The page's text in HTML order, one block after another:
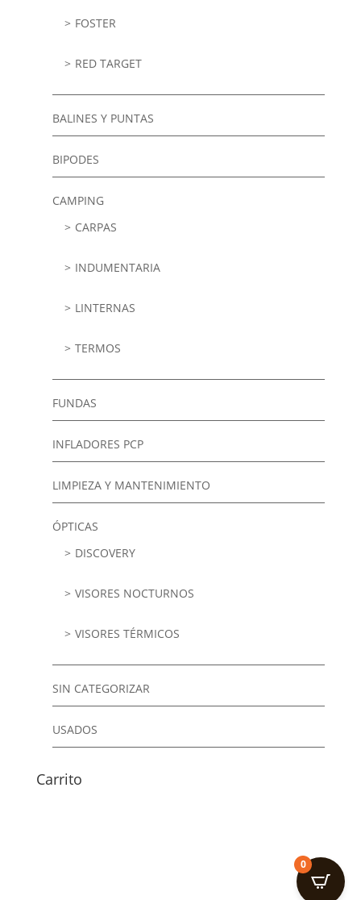
FOSTER
RED TARGET
BALINES Y PUNTAS
BIPODES
CAMPING
CARPAS
INDUMENTARIA
LINTERNAS
TERMOS
FUNDAS
INFLADORES PCP
LIMPIEZA Y MANTENIMIENTO
ÓPTICAS
DISCOVERY
VISORES NOCTURNOS
VISORES TÉRMICOS
SIN CATEGORIZAR
USADOS
Carrito
0